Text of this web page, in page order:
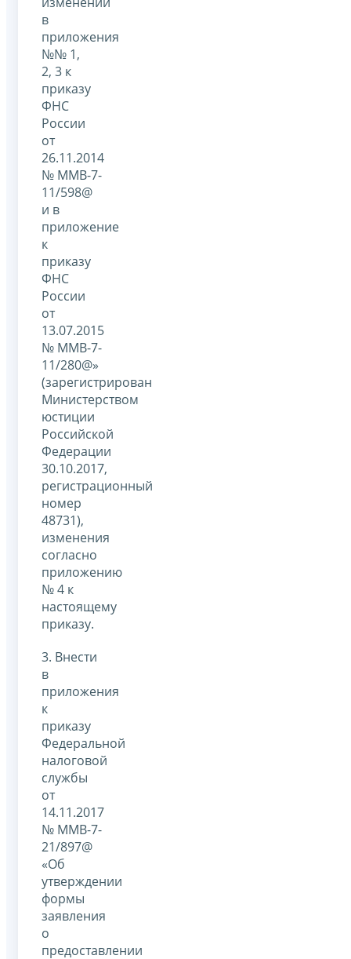
в
приложения
№№ 1,
2, 3 к
приказу
ФНС
России
от
26.11.2014
№ ММВ-7-
11/598@
и в
приложение
к
приказу
ФНС
России
от
13.07.2015
№ ММВ-7-
11/280@»
(зарегистрирован
Министерством
юстиции
Российской
Федерации
30.10.2017,
регистрационный
номер
48731),
изменения
согласно
приложению
№ 4 к
настоящему
приказу.
3. Внести
в
приложения
к
приказу
Федеральной
налоговой
службы
от
14.11.2017
№ ММВ-7-
21/897@
«Об
утверждении
формы
заявления
о
предоставлении